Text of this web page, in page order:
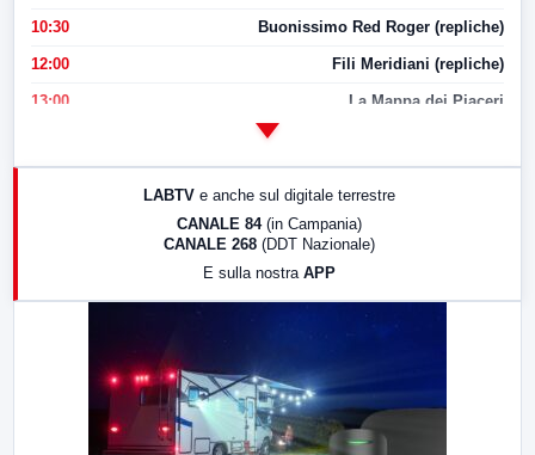
10:30 Buonissimo Red Roger (repliche)
12:00 Fili Meridiani (repliche)
13:00 La Mappa dei Piaceri
17:00 LabNews (replica)
LABTV e anche sul digitale terrestre
CANALE 84 (in Campania)
CANALE 268 (DDT Nazionale)
E sulla nostra APP